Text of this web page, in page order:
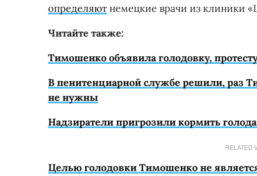
определяют немецкие врачи из клиники
Читайте также:
Тимошенко объявила голодовку,
В пенитенциарной службе решили, раз
не нужны
Надзиратели пригрозили кормить
RELATED
Целью голодовки Тимошенко не